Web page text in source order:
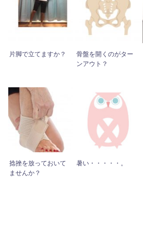
片脚で立てますか？
骨盤を開くのがター
ンアウト？
捻挫を放っておいて
ませんか？
暑い・・・・・。